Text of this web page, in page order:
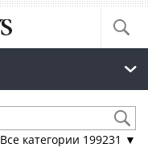
Все категории 199231 ▼